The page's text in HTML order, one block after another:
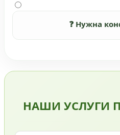
❓ Нужна
НАШИ УСЛУГИ